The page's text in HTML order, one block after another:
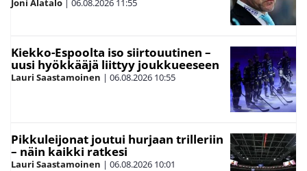
Kiekko-Espoolta iso siirtouutinen –
uusi hyökkääjä liittyy joukkueeseen
Lauri Saastamoinen | 06.08.2026 10:55
Pikkuleijonat joutui hurjaan trilleriin
– näin kaikki ratkesi
Lauri Saastamoinen | 06.08.2026 10:01